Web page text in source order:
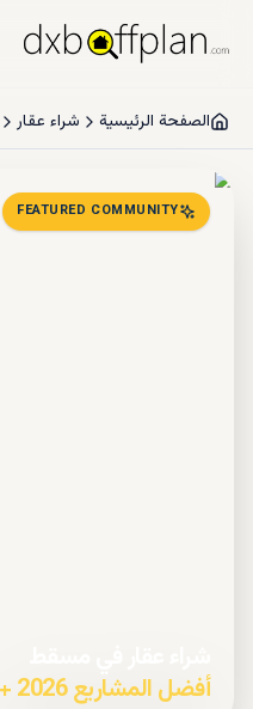
الصفحة الرئيسية شراء عقار
FEATURED COMMUNITY
أفضل المشاريع 2026 + خطط السداد